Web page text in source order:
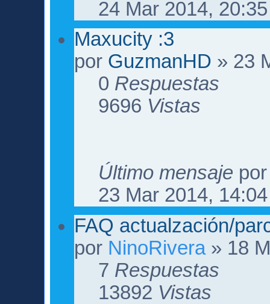
24 Mar 2014, 20:35
Maxucity :3
por GuzmanHD » 23
0 Respuestas
9696 Vistas
Último mensaje
23 Mar 2014, 14:04
FAQ actualzación/
por NinoRivera» 18
7 Respuestas
13892 Vistas